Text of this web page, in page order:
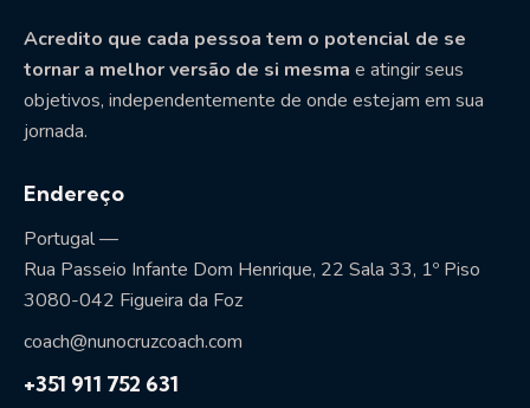
Acredito que cada pessoa tem o potencial de se
tornar a melhor versão de si mesma e atingir seus
objetivos, independentemente de onde estejam em sua
jornada.
Endereço
Portugal —
Rua Passeio Infante Dom Henrique, 22 Sala 33, 1º Piso
3080-042 Figueira da Foz
coach@nunocruzcoach.com
+351 911 752 631